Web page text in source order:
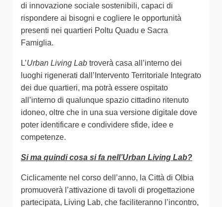
di innovazione sociale sostenibili, capaci di
rispondere ai bisogni e cogliere le opportunità
presenti nei quartieri Poltu Quadu e Sacra
Famiglia.
L’Urban Living Lab troverà casa all’interno dei
luoghi rigenerati dall’Intervento Territoriale Integrato
dei due quartieri, ma potrà essere ospitato
all’interno di qualunque spazio cittadino ritenuto
idoneo, oltre che in una sua versione digitale dove
poter identificare e condividere sfide, idee e
competenze.
Si ma quindi cosa si fa nell’Urban Living Lab?
Ciclicamente nel corso dell’anno, la Città di Olbia
promuoverà l’attivazione di tavoli di progettazione
partecipata, Living Lab, che faciliteranno l’incontro,